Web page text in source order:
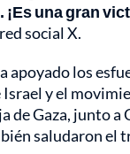
una gran
social X.
apoyado los
Israel y el
de Gaza, junto a
saludaron el